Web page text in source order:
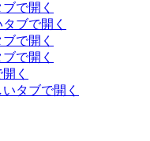
で開く
ブで開く
で開く
で開く
く
いタブで開く